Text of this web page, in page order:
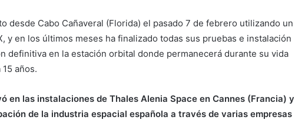
desde Cabo Cañaveral (Florida) el pasado 7 de febrero utilizando un
y en los últimos meses ha finalizado todas sus pruebas e instalación
definitiva en la estación orbital donde permanecerá durante su vida
años.
en las instalaciones de Thales Alenia Space en Cannes (Francia) y
de la industria espacial española a través de varias empresas